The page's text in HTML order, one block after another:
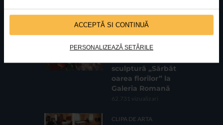
ACCEPTĂ SI CONTINUĂ
PERSONALIZEAZĂ SETĂRILE
CELE MAI VIZUALIZATE
CLIPA DE ARTA
Expoziția de
sculptură „Sărbăt
oarea florilor” la
Galeria Romană
62.731 vizualizari
CLIPA DE ARTA